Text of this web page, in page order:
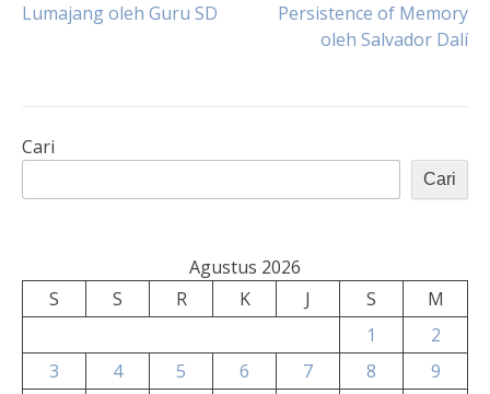
pos
Lumajang oleh Guru SD
Persistence of Memory
oleh Salvador Dalí
Cari
Cari
Agustus 2026
S
S R K J S
M
1
2
3
4 5 6 7 8
9